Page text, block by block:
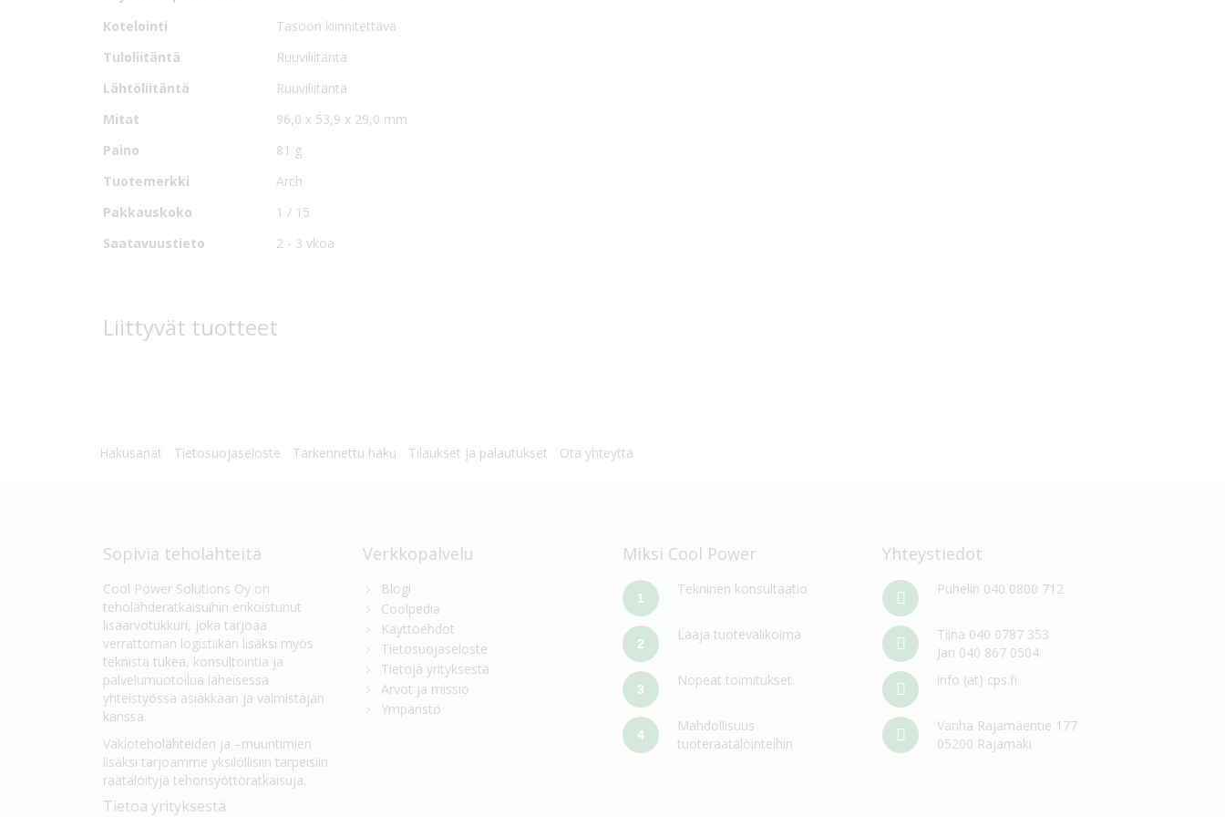
Lisävarusteena saatavilla on asennuspohjaan soveltuva DIN-kiskokiinnike.
Kotelointi
Tasoon kiinnitettävä
Tuloliitäntä
Ruuviliitäntä
Lähtöliitäntä
Ruuviliitäntä
Mitat
96,0 x 53,9 x 29,0 mm
Paino
81 g
Tuotemerkki
Arch
Pakkauskoko
1 / 15
Saatavuustieto
2 - 3 vkoa
Liittyvät tuotteet
Hakusanat Tietosuojaseloste Tarkennettu haku Tilaukset ja palautukset Ota yhteyttä
Sopivia teholähteitä
Cool Power Solutions Oy on
teholähderatkaisuihin erikoistunut
lisäarvotukkuri, joka tarjoaa
verrattoman logistiikan lisäksi myös
teknistä tukea, konsultointia ja
palvelumuotoilua läheisessä
yhteistyössä asiakkaan ja valmistajan
kanssa.
Vakioteholähteiden ja –muuntimien
lisäksi tarjoamme yksilöllisiin tarpeisiin
räätälöityjä tehonsyöttöratkaisuja.
Tietoa yrityksestä
Verkkopalvelu
Blogi
Coolpedia
Käyttöehdot
Tietosuojaseloste
Tietoja yrityksestä
Arvot ja missio
Ympäristö
Miksi Cool Power
1
Tekninen konsultaatio
2
Laaja tuotevalikoima
3
Nopeat toimitukset
4
Mahdollisuus
tuoteräätälöinteihin
Yhteystiedot
Puhelin 040 0800 712
Tiina 040 0787 353
Jari 040 867 0504
info (at) cps.fi
Vanha Rajamäentie 177
05200 Rajamäki